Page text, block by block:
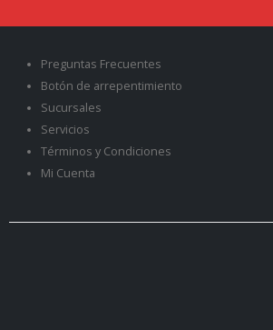
Preguntas Frecuentes
Botón de arrepentimiento
Sucursales
Servicios
Términos y Condiciones
Mi Cuenta